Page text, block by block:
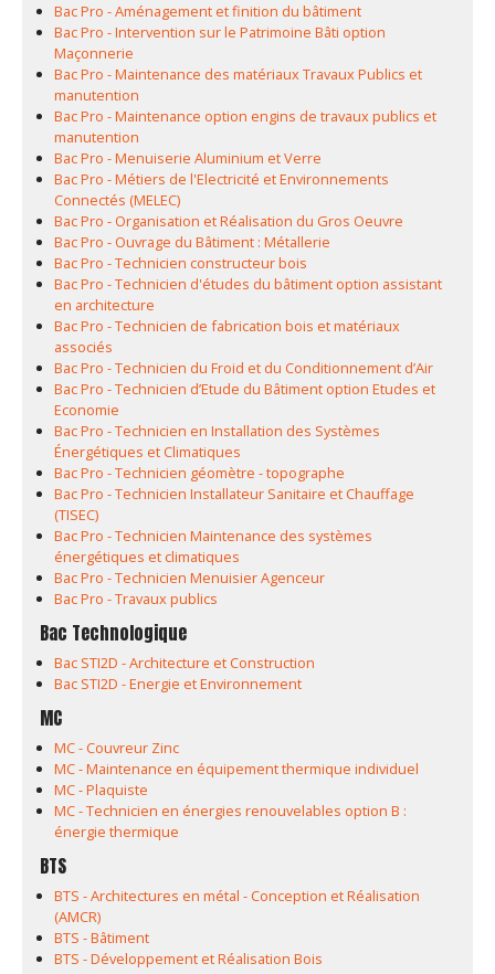
Bac Pro - Aménagement et finition du bâtiment
Bac Pro - Intervention sur le Patrimoine Bâti option
Maçonnerie
Bac Pro - Maintenance des matériaux Travaux Publics et
manutention
Bac Pro - Maintenance option engins de travaux publics et
manutention
Bac Pro - Menuiserie Aluminium et Verre
Bac Pro - Métiers de l'Electricité et Environnements
Connectés (MELEC)
Bac Pro - Organisation et Réalisation du Gros Oeuvre
Bac Pro - Ouvrage du Bâtiment : Métallerie
Bac Pro - Technicien constructeur bois
Bac Pro - Technicien d'études du bâtiment option assistant
en architecture
Bac Pro - Technicien de fabrication bois et matériaux
associés
Bac Pro - Technicien du Froid et du Conditionnement d’Air
Bac Pro - Technicien d’Etude du Bâtiment option Etudes et
Economie
Bac Pro - Technicien en Installation des Systèmes
Énergétiques et Climatiques
Bac Pro - Technicien géomètre - topographe
Bac Pro - Technicien Installateur Sanitaire et Chauffage
(TISEC)
Bac Pro - Technicien Maintenance des systèmes
énergétiques et climatiques
Bac Pro - Technicien Menuisier Agenceur
Bac Pro - Travaux publics
Bac Technologique
Bac STI2D - Architecture et Construction
Bac STI2D - Energie et Environnement
MC
MC - Couvreur Zinc
MC - Maintenance en équipement thermique individuel
MC - Plaquiste
MC - Technicien en énergies renouvelables option B :
énergie thermique
BTS
BTS - Architectures en métal - Conception et Réalisation
(AMCR)
BTS - Bâtiment
BTS - Développement et Réalisation Bois